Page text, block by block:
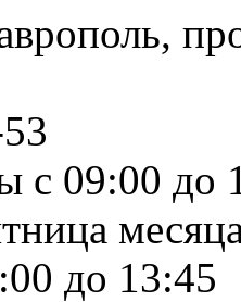
с 09:00 до
до 13:45